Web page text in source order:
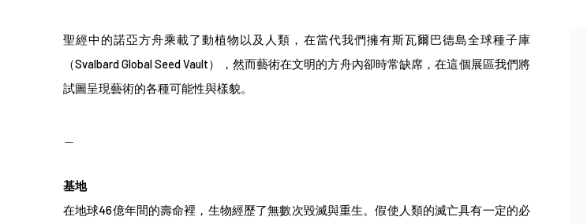
聖經中的諾亞方舟乘載了動植物以及人類，在當代我們擁有斯瓦爾巴德島全球種子庫
（Svalbard Global Seed Vault），然而藝術在文明的方舟內卻時常缺席，在這個展區我們將
試圖呈現藝術的各種可能性與樣貌。
基地
在地球46億年間的壽命裡，生物經歷了無數次毀滅與重生。假使人類的滅亡具有一定的必